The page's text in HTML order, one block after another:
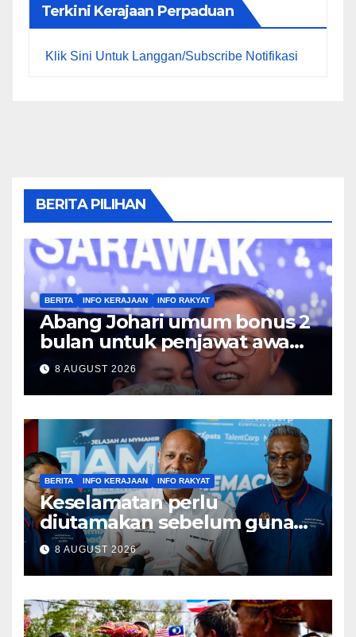
Terkini Kerajaan Perpaduan
Klik Sini Untuk Langgan/Subscribe Notifikasi
BERITA PILIHAN
BERITA INFO KERAJAAN INFO RAKYAT
Abang Johari umum bonus 2
bulan untuk penjawat awam
Sarawak
8 AUGUST 2026
BERITA INFO KERAJAAN INFO RAKYAT
Keselamatan perlu
diutamakan sebelum guna
teknologi baharu – Gobind
8 AUGUST 2026